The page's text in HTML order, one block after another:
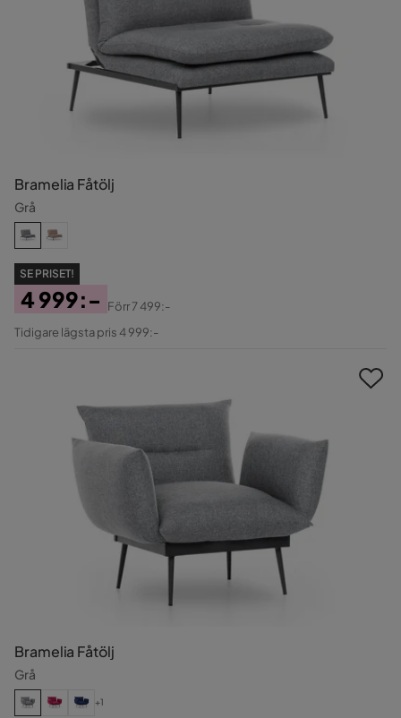
Bramelia Fåtölj
Grå
SE PRISET!
Pris
4 999:-
Original
Förr7 499:-
Tidigare lägsta pris 4 999:-
Bramelia Fåtölj
Grå
+1